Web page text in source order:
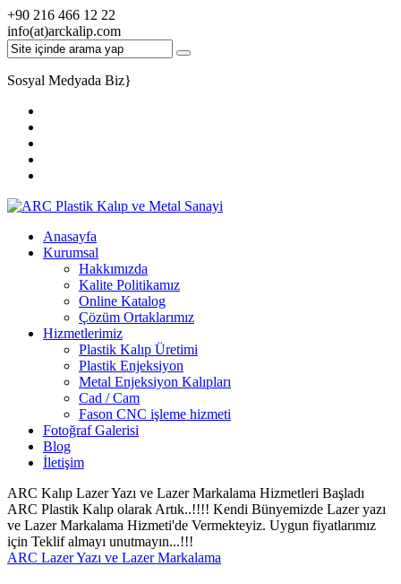
+90 216 466 12 22
info(at)arckalip.com
Sosyal Medyada Biz}
Anasayfa
Kurumsal
Hakkımızda
Kalite Politikamız
Online Katalog
Çözüm Ortaklarımız
Hizmetlerimiz
Plastik Kalıp Üretimi
Plastik Enjeksiyon
Metal Enjeksiyon Kalıpları
Cad / Cam
Fason CNC işleme hizmeti
Fotoğraf Galerisi
Blog
İletişim
ARC Kalıp Lazer Yazı ve Lazer Markalama Hizmetleri Başladı
ARC Plastik Kalıp olarak Artık..!!!! Kendi Bünyemizde Lazer yazı
ve Lazer Markalama Hizmeti'de Vermekteyiz. Uygun fiyatlarımız
için Teklif almayı unutmayın...!!!
ARC Lazer Yazı ve Lazer Markalama